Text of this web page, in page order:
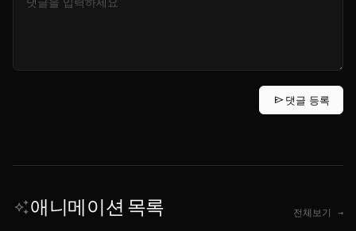
send댓글 등록
auto_awesome애니메이션 목록 전체보기 →